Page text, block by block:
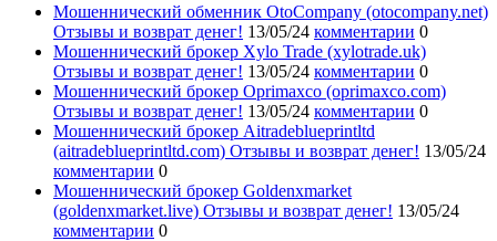
Мошеннический обменник OtoCompany (otocompany.net)
Отзывы и возврат денег! 13/05/24 комментарии 0
Мошеннический брокер Xylo Trade (xylotrade.uk)
Отзывы и возврат денег! 13/05/24 комментарии 0
Мошеннический брокер Oprimaxco (oprimaxco.com)
Отзывы и возврат денег! 13/05/24 комментарии 0
Мошеннический брокер Aitradeblueprintltd
(aitradeblueprintltd.com) Отзывы и возврат денег! 13/05/24
комментарии 0
Мошеннический брокер Goldenxmarket
(goldenxmarket.live) Отзывы и возврат денег! 13/05/24
комментарии 0